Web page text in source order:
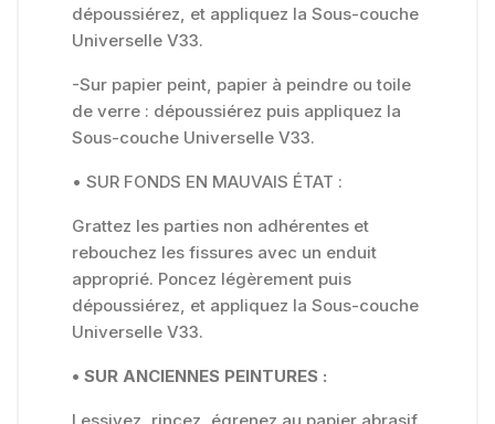
dépoussiérez, et appliquez la Sous-couche
Universelle V33.
-Sur papier peint, papier à peindre ou toile
de verre : dépoussiérez puis appliquez la
Sous-couche Universelle V33.
• SUR FONDS EN MAUVAIS ÉTAT :
Grattez les parties non adhérentes et
rebouchez les fissures avec un enduit
approprié. Poncez légèrement puis
dépoussiérez, et appliquez la Sous-couche
Universelle V33.
• SUR ANCIENNES PEINTURES :